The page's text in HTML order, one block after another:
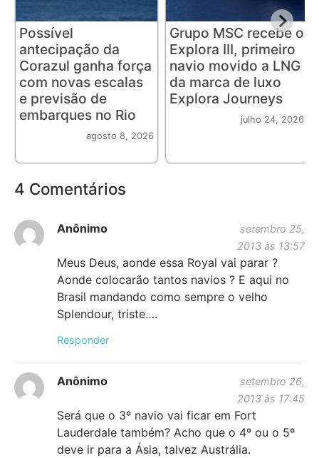
Possível
antecipação da
Corazul ganha força
com novas escalas
e previsão de
embarques no Rio
agosto 8, 2026
Grupo MSC recebe o
Explora III, primeiro
navio movido a LNG
da marca de luxo
Explora Journeys
julho 24, 2026
4 Comentários
Anônimo
setembro 25,
2013 às 13:57
Meus Deus, aonde essa Royal vai parar ?
Aonde colocarão tantos navios ? E aqui no
Brasil mandando como sempre o velho
Splendour, triste….
Responder
Anônimo
setembro 26,
2013 às 17:45
Será que o 3º navio vai ficar em Fort
Lauderdale também? Acho que o 4º ou o 5º
deve ir para a Ásia, talvez Austrália.